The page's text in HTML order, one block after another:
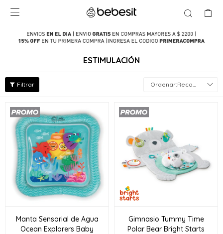

ESTIMULACIÓN
Recomendados
Manta Sensorial de Agua
Ocean Explorers Baby
Gimnasio Tummy Time
Polar Bear Bright Starts